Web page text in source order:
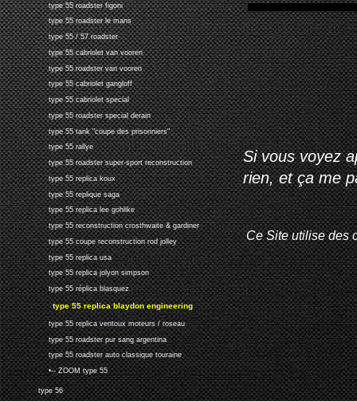
type 55 roadster figoni
type 55 roadster le mans
type 55 / 57 roadster
type 55 cabriolet van vooren
type 55 roadster van vooren
type 55 cabriolet gangloff
type 55 cabriolet special
type 55 roadster special derain
type 55 tank "coupe des prisonniers"
type 55 rallye
type 55 roadster super-sport reconstruction
type 55 replica koux
type 55 replique saga
type 55 replica lee gohlike
type 55 reconstruction crosthwaite & gardiner
type 55 coupe reconstruction rod jolley
type 55 replica usa
type 55 replica jolyon simpson
type 55 réplica blasquez
type 55 replica blaydon engineering
type 55 replica ventoux moteurs / roseau
type 55 roadster pur sang argentina
type 55 roadster auto classique touraine
•-- ZOOM type 55
type 56
Si vous voyez
rien, et ça me
Ce Site utilise des